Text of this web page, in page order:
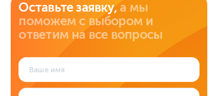
Оставьте заявку,а мы
поможем с выбором и
ответим на все вопросы